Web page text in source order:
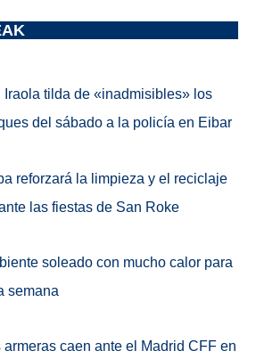
Iraola tilda de «inadmisibles» los
del sábado a la policía en Eibar
reforzará la limpieza y el reciclaje
las fiestas de San Roke
soleado con mucho calor para
semana
armeras caen ante el Madrid CFF en